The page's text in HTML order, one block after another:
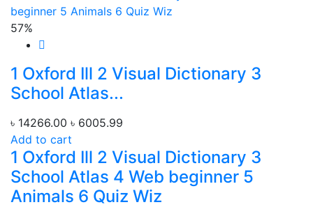
57%
1 Oxford Ill 2 Visual Dictionary 3
School Atlas...
৳ 14266.00 ৳ 6005.99
Add to cart
1 Oxford Ill 2 Visual Dictionary 3
School Atlas 4 Web beginner 5
Animals 6 Quiz Wiz